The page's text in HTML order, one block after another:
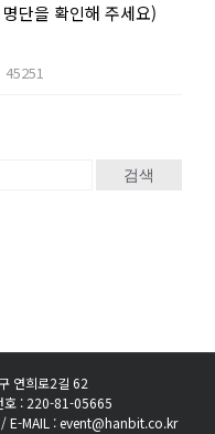
명단을 확인해 주세요)
45251
검색
연희로2길 62
호 : 220-81-05665
E-MAIL : event@hanbit.co.kr